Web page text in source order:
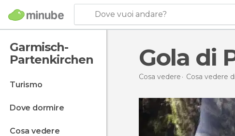
Dove vuoi andare?
Garmisch-
Partenkirchen
turismo
dove dormire
cosa vedere
Gola di
Cosa vedere Cosa vedere